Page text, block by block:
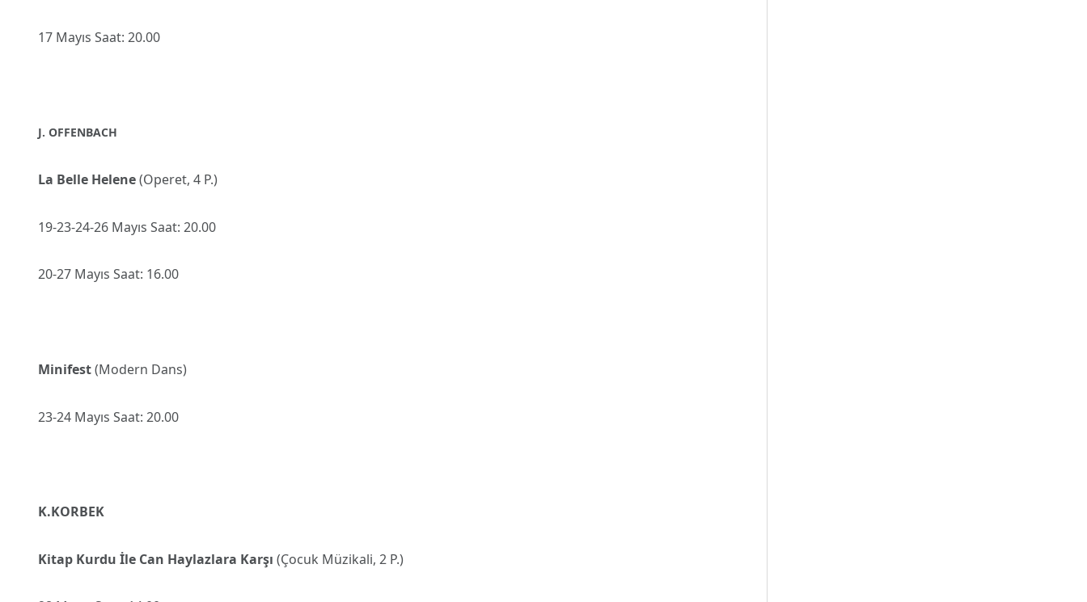
17 Mayıs Saat: 20.00
J. OFFENBACH
La Belle Helene(Operet, 4 P.)
19-23-24-26 Mayıs Saat: 20.00
20-27 Mayıs Saat: 16.00
Minifest(Modern Dans)
23-24 Mayıs Saat: 20.00
K.KORBEK
Kitap Kurdu İle Can Haylazlara Karşı (Çocuk Müzikali, 2 P.)